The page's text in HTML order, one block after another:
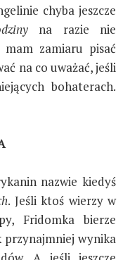
chyba jeszcze
na razie nie
mam zamiaru pisać
na co uważać, jeśli
bohaterach.
nazwie kiedyś
. Jeśli ktoś wierzy w
Fridomka bierze
przynajmniej wynika